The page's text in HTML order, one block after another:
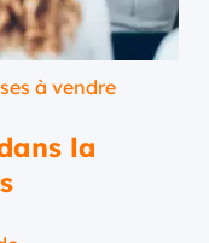
à vendre
la